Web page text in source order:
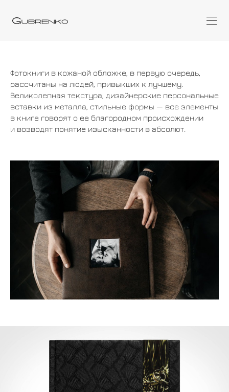
Фотокниги в кожаной обложке, в первую очередь,
рассчитаны на людей, привыкших к лучшему.
Великолепная текстура, дизайнерские персональные
вставки из металла, стильные формы — все элементы
в книге говорят о ее благородном происхождении
и возводят понятие изысканности в абсолют.